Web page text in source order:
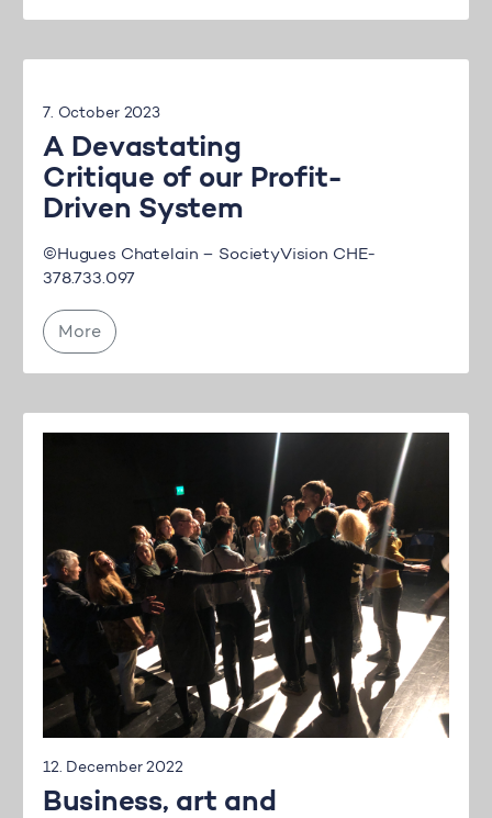
7. October 2023
A Devastating
Critique of our Profit-
Driven System
©Hugues Chatelain – SocietyVision CHE-
378.733.097
More
12. December 2022
Business, art and